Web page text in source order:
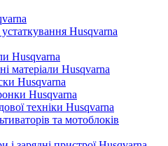
Husqvarna
Husqvarna
матеріали Husqvarna
Husqvarna
Husqvarna
техніки Husqvarna
та мотоблоків